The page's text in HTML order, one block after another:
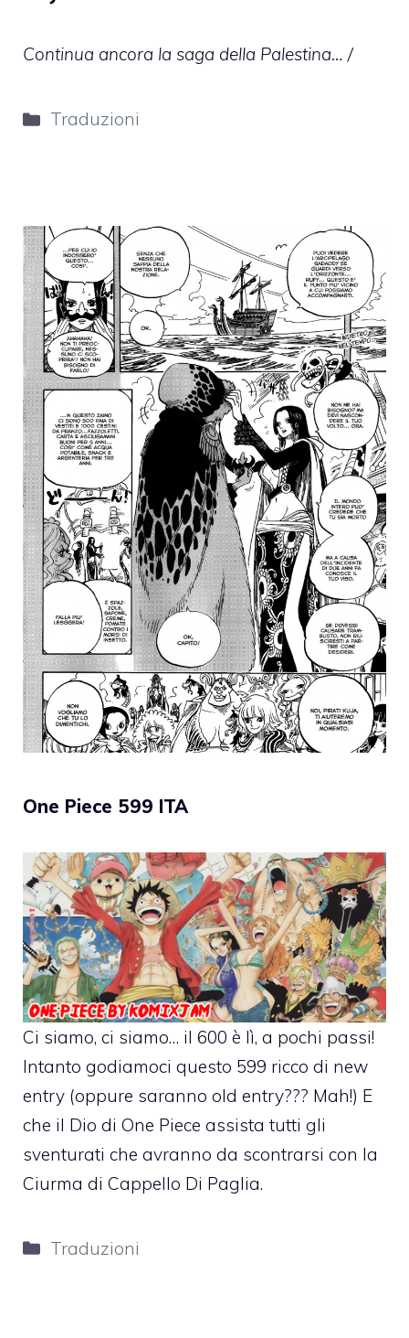
Continua ancora la saga della Palestina… /
Categorie
Traduzioni
One Piece 599 ITA
Ci siamo, ci siamo… il 600 è lì, a pochi passi!
Intanto godiamoci questo 599 ricco di new
entry (oppure saranno old entry??? Mah!) E
che il Dio di One Piece assista tutti gli
sventurati che avranno da scontrarsi con la
Ciurma di Cappello Di Paglia.
Categorie
Traduzioni